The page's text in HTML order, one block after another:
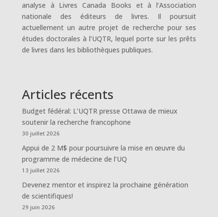
analyse à Livres Canada Books et à l’Association
nationale des éditeurs de livres. Il poursuit
actuellement un autre projet de recherche pour ses
études doctorales à l’UQTR, lequel porte sur les prêts
de livres dans les bibliothèques publiques.
Articles récents
Budget fédéral: L’UQTR presse Ottawa de mieux
soutenir la recherche francophone
30 juillet 2026
Appui de 2 M$ pour poursuivre la mise en œuvre du
programme de médecine de l’UQ
13 juillet 2026
Devenez mentor et inspirez la prochaine génération
de scientifiques!
29 juin 2026